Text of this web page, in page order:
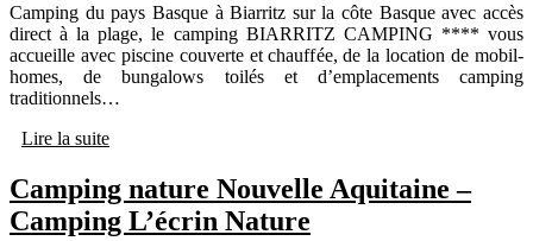
Camping du pays Basque à Biarritz sur la côte Basque avec accès
direct à la plage, le camping BIARRITZ CAMPING **** vous
accueille avec piscine couverte et chauffée, de la location de mobil-
homes, de bungalows toilés et d’emplacements camping
traditionnels…
Lire la suite
Camping nature Nouvelle Aquitaine –
Camping L’écrin Nature